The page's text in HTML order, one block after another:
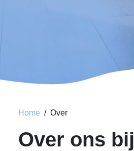
Home Over
Over ons bij